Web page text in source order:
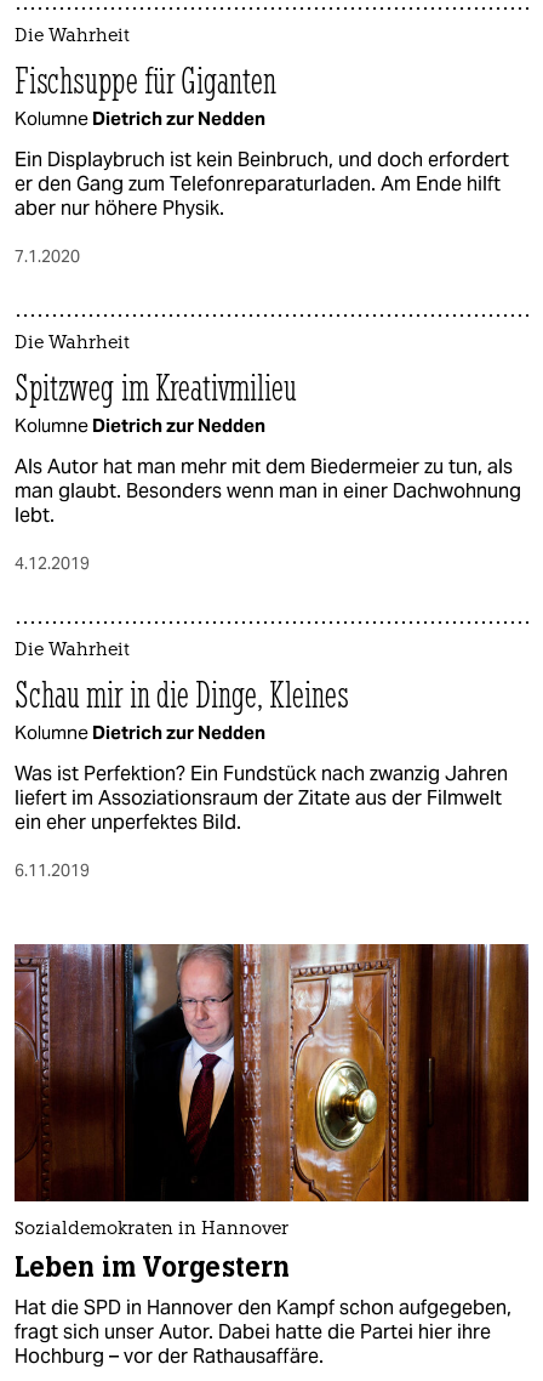
Die Wahrheit
Fischsuppe für Giganten
Kolumne Dietrich zur Nedden
Ein Displaybruch ist kein Beinbruch, und doch erfordert
er den Gang zum Telefonreparaturladen. Am Ende hilft
aber nur höhere Physik.
7.1.2020
Die Wahrheit
Spitzweg im Kreativmilieu
Kolumne Dietrich zur Nedden
Als Autor hat man mehr mit dem Biedermeier zu tun, als
man glaubt. Besonders wenn man in einer Dachwohnung
lebt.
4.12.2019
Die Wahrheit
Schau mir in die Dinge, Kleines
Kolumne Dietrich zur Nedden
Was ist Perfektion? Ein Fundstück nach zwanzig Jahren
liefert im Assoziationsraum der Zitate aus der Filmwelt
ein eher unperfektes Bild.
6.11.2019
Sozialdemokraten in Hannover
Leben im Vorgestern
Hat die SPD in Hannover den Kampf schon aufgegeben,
fragt sich unser Autor. Dabei hatte die Partei hier ihre
Hochburg – vor der Rathausaffäre.